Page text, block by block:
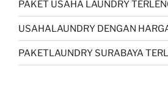
PAKET USAHA LAUNDRY
USAHALAUNDRY DENGAN
PAKETLAUNDRY SURABAYA